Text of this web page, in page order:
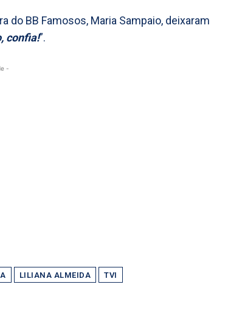
do BB Famosos, Maria Sampaio, deixaram
confia!”.
-
LILIANA ALMEIDA TVI